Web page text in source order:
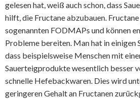
gelesen hat, weiß auch schon, dass
hilft, die Fructane abzubauen.
sogenannten FODMAPs und können
Probleme bereiten. Man hat in einigen
dass beispielsweise Menschen mit
Sauerteigprodukte wesentlich besser
schnelle Hefebackwaren. Dies wird
geringeren Gehalt an Fructanen